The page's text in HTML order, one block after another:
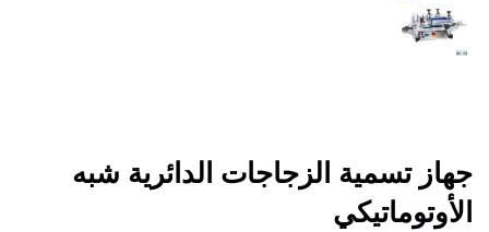
جهاز تسمية الزجاجات الدائرية شبه
الأوتوماتيكي